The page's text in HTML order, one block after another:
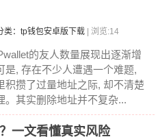
类：tp钱包安卓版下载 | 浏览:14
的友人数量展现出逐渐增
是, 存在不少人遭遇一个难题,
积攒了过量地址之际, 却不清楚
。其实删除地址并不复杂...
一文看懂真实风险